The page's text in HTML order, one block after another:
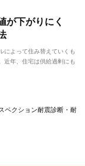
が下がりにく
によって住み替えていくも
近年、住宅は供給過剰にも
ペクション耐震診断・耐